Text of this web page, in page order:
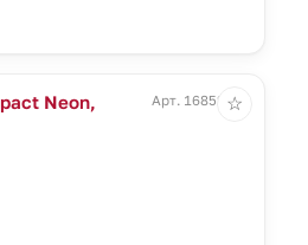
Neon,
Арт. 16852.14
☆